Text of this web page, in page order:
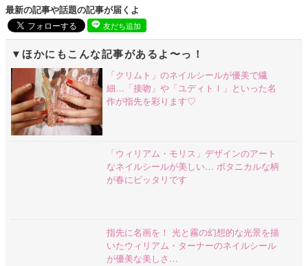
最新の記事や話題の記事が届くよ
友だち追加
ほかにもこんな記事があるよ〜っ！
「クリムト」のネイルシールが優美で繊
細…「接吻」や「ユディトⅠ」といった名
作が指先を彩ります♡
「ウィリアム・モリス」デザインのアート
なネイルシールが美しい… ボタニカルな柄
が春にピッタリです
指先に名画を！ 光と霧の幻想的な光景を描
いたウィリアム・ターナーのネイルシール
が優美な美しさ…